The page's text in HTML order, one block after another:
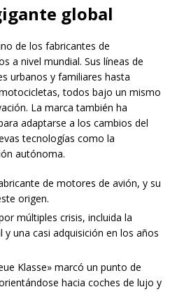
global
de los fabricantes de
a nivel mundial. Sus líneas de
urbanos y familiares hasta
todos bajo un mismo
La marca también ha
adaptarse a los cambios del
tecnologías como la
autónoma.
de motores de avión, y su
origen.
múltiples crisis, incluida la
y una casi adquisición en los años
Klasse» marcó un punto de
hacia coches de lujo y